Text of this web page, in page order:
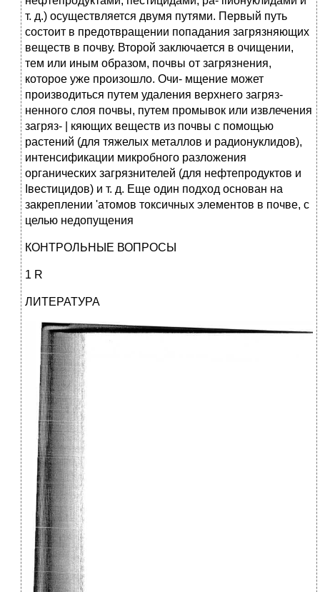
т. д.) осуществляется двумя путями. Первый путь
состоит в предотвращении попадания загрязняющих
ве­ществ в почву. Второй заключается в очищении,
тем или иным образом, почвы от загрязнения,
которое уже произошло. Очи- мщение может
производиться путем удаления верхнего загряз­
ненного слоя почвы, путем промывок или извлечения
загряз- | кяющих веществ из почвы с помощью
растений (для тяжелых металлов и радионуклидов),
интенсификации микробного раз­ложения
органических загрязнителей (для нефтепродуктов и
Івестицидов) и т. д. Еще один подход основан на
закреплении 'атомов токсичных элементов в почве, с
целью недопущения
КОНТРОЛЬНЫЕ ВОПРОСЫ
1 R
ЛИТЕРАТУРА